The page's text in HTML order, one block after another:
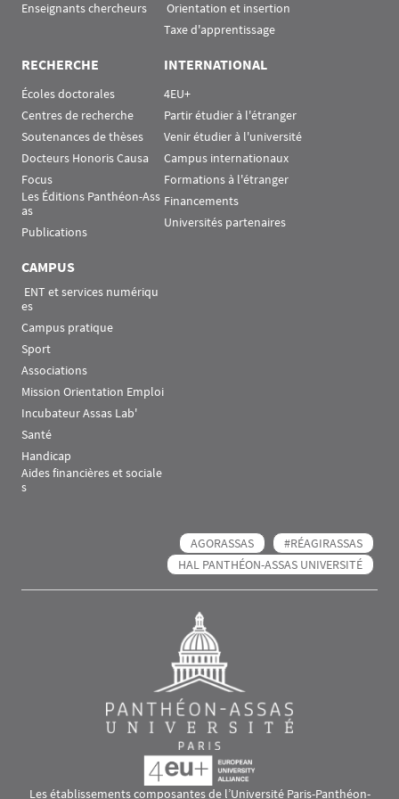
Enseignants chercheurs
Orientation et insertion
Taxe d'apprentissage
RECHERCHE
Écoles doctorales
Centres de recherche
Soutenances de thèses
Docteurs Honoris Causa
Focus
Les Éditions Panthéon-Ass
as
Publications
INTERNATIONAL
4EU+
Partir étudier à l'étranger
Venir étudier à l'université
Campus internationaux
Formations à l'étranger
Financements
Universités partenaires
CAMPUS
es
Campus pratique
Sport
Associations
Mission Orientation Emploi
Incubateur Assas Lab'
Santé
Handicap
Aides financières et sociale
s
AGORASSAS
#RÉAGIRASSAS
HAL PANTHÉON-ASSAS UNIVERSITÉ
Les établissements composantes de l’Université Paris-Panthéon-